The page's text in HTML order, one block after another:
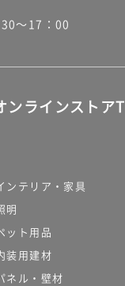
～17：00
ンラインストア
ンテリア・家具
明
ット用品
装用建材
ネル・壁材